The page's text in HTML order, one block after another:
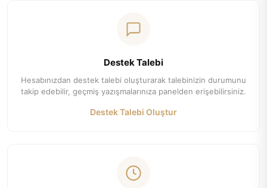
Destek Talebi
Hesabınızdan destek talebi oluşturarak talebinizin durumunu
takip edebilir, geçmiş yazışmalarınıza panelden erişebilirsiniz.
Destek Talebi Oluştur